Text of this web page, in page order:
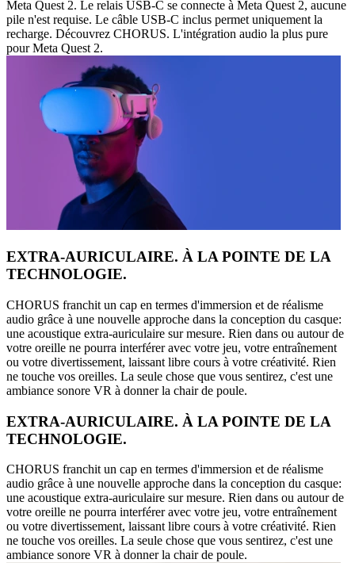
Meta Quest 2. Le relais USB-C se connecte à Meta Quest 2, aucune
pile n'est requise. Le câble USB-C inclus permet uniquement la
recharge. Découvrez CHORUS. L'intégration audio la plus pure
pour Meta Quest 2.
EXTRA-AURICULAIRE. À LA POINTE DE LA
TECHNOLOGIE.
CHORUS franchit un cap en termes d'immersion et de réalisme
audio grâce à une nouvelle approche dans la conception du casque:
une acoustique extra-auriculaire sur mesure. Rien dans ou autour de
votre oreille ne pourra interférer avec votre jeu, votre entraînement
ou votre divertissement, laissant libre cours à votre créativité. Rien
ne touche vos oreilles. La seule chose que vous sentirez, c'est une
ambiance sonore VR à donner la chair de poule.
EXTRA-AURICULAIRE. À LA POINTE DE LA
TECHNOLOGIE.
CHORUS franchit un cap en termes d'immersion et de réalisme
audio grâce à une nouvelle approche dans la conception du casque:
une acoustique extra-auriculaire sur mesure. Rien dans ou autour de
votre oreille ne pourra interférer avec votre jeu, votre entraînement
ou votre divertissement, laissant libre cours à votre créativité. Rien
ne touche vos oreilles. La seule chose que vous sentirez, c'est une
ambiance sonore VR à donner la chair de poule.